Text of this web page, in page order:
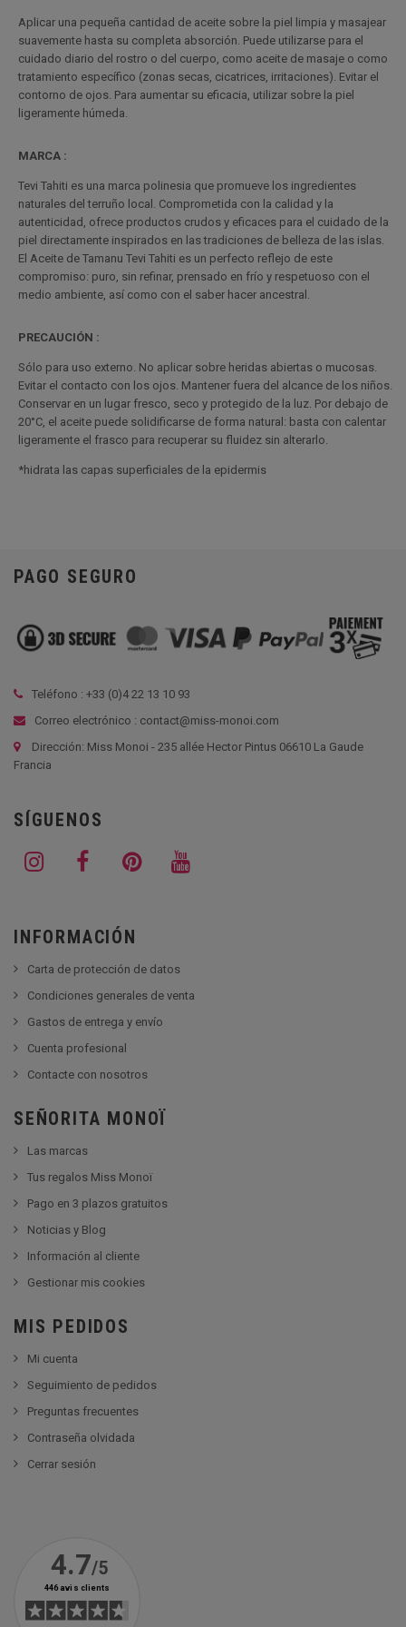
Aplicar una pequeña cantidad de aceite sobre la piel limpia y masajear
suavemente hasta su completa absorción. Puede utilizarse para el
cuidado diario del rostro o del cuerpo, como aceite de masaje o como
tratamiento específico (zonas secas, cicatrices, irritaciones). Evitar el
contorno de ojos. Para aumentar su eficacia, utilizar sobre la piel
ligeramente húmeda.
MARCA :
Tevi Tahiti es una marca polinesia que promueve los ingredientes
naturales del terruño local. Comprometida con la calidad y la
autenticidad, ofrece productos crudos y eficaces para el cuidado de la
piel directamente inspirados en las tradiciones de belleza de las islas.
El Aceite de Tamanu Tevi Tahiti es un perfecto reflejo de este
compromiso: puro, sin refinar, prensado en frío y respetuoso con el
medio ambiente, así como con el saber hacer ancestral.
PRECAUCIÓN :
Sólo para uso externo. No aplicar sobre heridas abiertas o mucosas.
Evitar el contacto con los ojos. Mantener fuera del alcance de los niños.
Conservar en un lugar fresco, seco y protegido de la luz. Por debajo de
20°C, el aceite puede solidificarse de forma natural: basta con calentar
ligeramente el frasco para recuperar su fluidez sin alterarlo.
*hidrata las capas superficiales de la epidermis
PAGO SEGURO
Teléfono : +33 (0)4 22 13 10 93
Correo electrónico : contact@miss-monoi.com
Dirección: Miss Monoi - 235 allée Hector Pintus 06610 La Gaude
Francia
SÍGUENOS
INFORMACIÓN
Carta de protección de datos
Condiciones generales de venta
Gastos de entrega y envío
Cuenta profesional
Contacte con nosotros
SEÑORITA MONOÏ
Las marcas
Tus regalos Miss Monoï
Pago en 3 plazos gratuitos
Noticias y Blog
Información al cliente
Gestionar mis cookies
MIS PEDIDOS
Mi cuenta
Seguimiento de pedidos
Preguntas frecuentes
Contraseña olvidada
Cerrar sesión